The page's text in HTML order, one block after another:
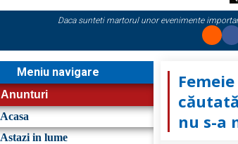
Daca sunteti martorul unor evenimente
Meniu navigare
Anunturi
Acasa
Astazi in lume
nu s-a